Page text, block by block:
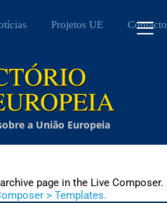
Projetos UE Contacto
a União Europeia
page in the Live Composer.
> Templates.